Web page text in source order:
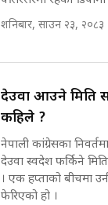
Sidhakura ||
Waterfall of
SIDHAKURA ||
कहिले बन्ला चक्रपथ ?
किन भइरहेछ ढिलाइ
घुसको डिल || Raj
घुसको डिल गर्ने
SIDHAKURA ||
शनिबार, साउन २३, २०८३
देउवा आउने मिति
कहिले ?
नेपाली कांग्रेसका
देउवा स्वदेश फर्किने
। एक हप्ताको बीचमा
फेरिएको हो ।